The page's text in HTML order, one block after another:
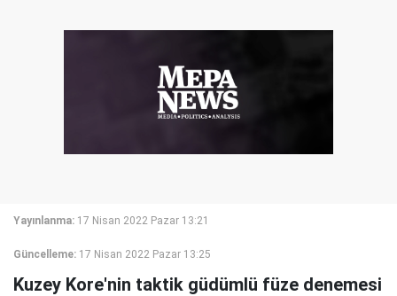
Yayınlanma: 17 Nisan 2022 Pazar 13:21
Güncelleme: 17 Nisan 2022 Pazar 13:25
Kuzey Kore'nin taktik güdümlü füze denemesi